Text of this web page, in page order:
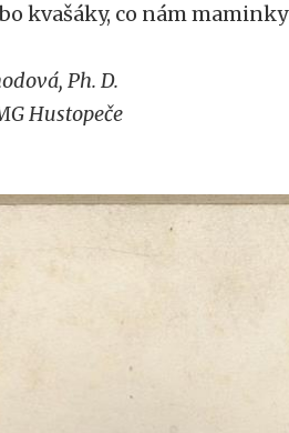
kvašáky, co nám
Ph. D.
Hustopeče